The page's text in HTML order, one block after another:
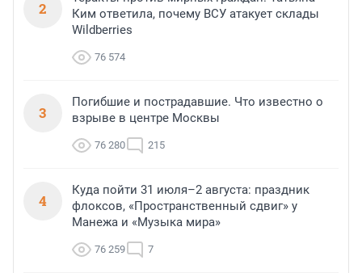
2
Ким ответила, почему ВСУ атакует склады
Wildberries
76 574
3
Погибшие и пострадавшие. Что известно о
взрыве в центре Москвы
76 280 215
4
Куда пойти 31 июля–2 августа: праздник
флоксов, «Пространственный сдвиг» у
Манежа и «Музыка мира»
76 259 7